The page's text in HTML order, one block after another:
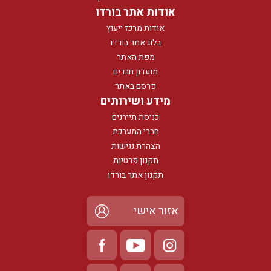
אודות אתר בורדו
אודות מרכז ייעוץ
בלוג אתר בורדו
מפת האתר
מועדון חברים
פרסם באתר
מידע ושירותים
כניסת תיירנים
חברי המערכת
הצהרת נגישות
תקנון פרטיות
תקנון אתר בורדו
אזור אישי